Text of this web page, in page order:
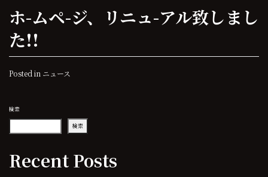
ホ-ムペ-ジ、リニュ-アル致しまし
た!!
Posted in ニュース
検索
検索
Recent Posts